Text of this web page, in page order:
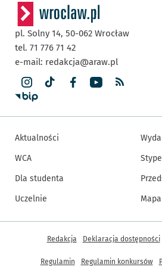
pl. Solny 14, 50-062 Wrocław
tel. 71 776 71 42
e-mail: redakcja@araw.pl
Aktualności
WCA
Dla studenta
Uczelnie
Inne informacje
Redakcja Deklaracja dostępności
Regulamin Regulamin konkursów